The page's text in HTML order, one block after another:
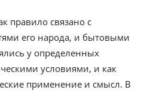
правило связано с
его народа, и бытовыми
у определенных
условиями, и как
применение и смысл. В